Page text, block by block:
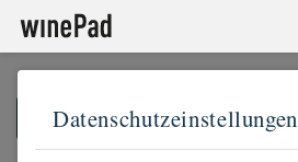
ZURÜCK ZUR STARTSEITE
Datenschutzeinstellungen